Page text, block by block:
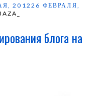
201226 ФЕВРАЛЯ,
блога на